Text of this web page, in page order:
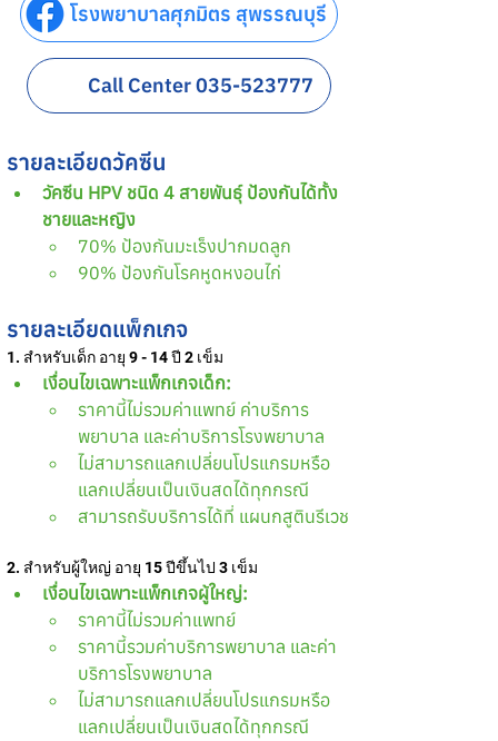
โรงพยาบาลศุภมิตร สุพรรณบุรี
Call Center 035-523777
รายละเอียดวัคซีน
วัคซีน HPV ชนิด 4 สายพันธุ์ ป้องกันได้ทั้ง
ชายและหญิง
70% ป้องกันมะเร็งปากมดลูก
90% ป้องกันโรคหูดหงอนไก่
รายละเอียดแพ็กเกจ
1. สำหรับเด็ก อายุ 9 - 14 ปี 2 เข็ม
เงื่อนไขเฉพาะแพ็กเกจเด็ก:
ราคานี้ไม่รวมค่าแพทย์ ค่าบริการ
พยาบาล และค่าบริการโรงพยาบาล
ไม่สามารถแลกเปลี่ยนโปรแกรมหรือ
แลกเปลี่ยนเป็นเงินสดได้ทุกกรณี
สามารถรับบริการได้ที่ แผนกสูตินรีเวช
2. สำหรับผู้ใหญ่ อายุ 15 ปีขึ้นไป 3 เข็ม
เงื่อนไขเฉพาะแพ็กเกจผู้ใหญ่:
ราคานี้ไม่รวมค่าแพทย์
ราคานี้รวมค่าบริการพยาบาล และค่า
บริการโรงพยาบาล
ไม่สามารถแลกเปลี่ยนโปรแกรมหรือ
แลกเปลี่ยนเป็นเงินสดได้ทุกกรณี